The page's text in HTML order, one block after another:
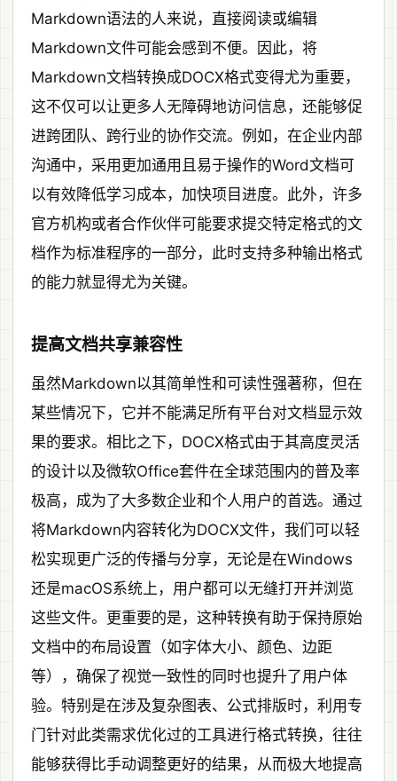
Markdown语法的人来说，直接阅读或编辑
Markdown文件可能会感到不便。因此，将
Markdown文档转换成DOCX格式变得尤为重要，
这不仅可以让更多人无障碍地访问信息，还能够促
进跨团队、跨行业的协作交流。例如，在企业内部
沟通中，采用更加通用且易于操作的Word文档可
以有效降低学习成本，加快项目进度。此外，许多
官方机构或者合作伙伴可能要求提交特定格式的文
档作为标准程序的一部分，此时支持多种输出格式
的能力就显得尤为关键。
提高文档共享兼容性
虽然Markdown以其简单性和可读性强著称，但在
某些情况下，它并不能满足所有平台对文档显示效
果的要求。相比之下，DOCX格式由于其高度灵活
的设计以及微软Office套件在全球范围内的普及率
极高，成为了大多数企业和个人用户的首选。通过
将Markdown内容转化为DOCX文件，我们可以轻
松实现更广泛的传播与分享，无论是在Windows
还是macOS系统上，用户都可以无缝打开并浏览
这些文件。更重要的是，这种转换有助于保持原始
文档中的布局设置（如字体大小、颜色、边距
等），确保了视觉一致性的同时也提升了用户体
验。特别是在涉及复杂图表、公式排版时，利用专
门针对此类需求优化过的工具进行格式转换，往往
能够获得比手动调整更好的结果，从而极大地提高